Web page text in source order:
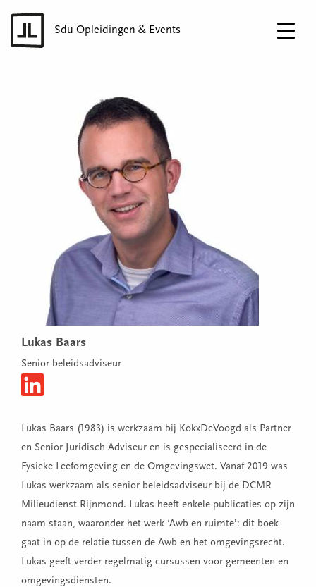
Sdu Opleidingen & Events
Lukas Baars
Senior beleidsadviseur
Lukas Baars (1983) is werkzaam bij KokxDeVoogd als Partner
en Senior Juridisch Adviseur en is gespecialiseerd in de
Fysieke Leefomgeving en de Omgevingswet. Vanaf 2019 was
Lukas werkzaam als senior beleidsadviseur bij de DCMR
Milieudienst Rijnmond. Lukas heeft enkele publicaties op zijn
naam staan, waaronder het werk ‘Awb en ruimte’: dit boek
gaat in op de relatie tussen de Awb en het omgevingsrecht.
Lukas geeft verder regelmatig cursussen voor gemeenten en
omgevingsdiensten.